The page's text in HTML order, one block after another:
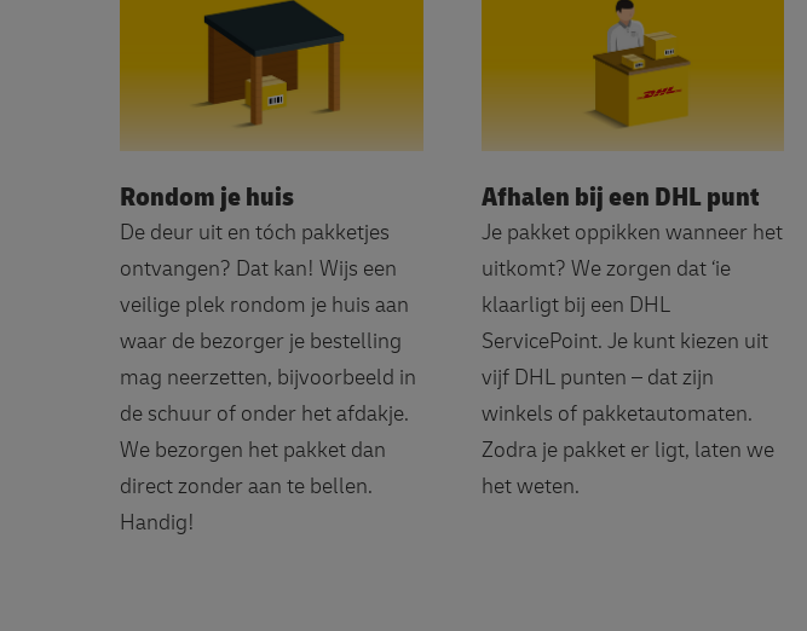
Rondom je huis
De deur uit en tóch pakketjes
ontvangen? Dat kan! Wijs een
veilige plek rondom je huis aan
waar de bezorger je bestelling
mag neerzetten, bijvoorbeeld in
de schuur of onder het afdakje.
We bezorgen het pakket dan
direct zonder aan te bellen.
Handig!
Afhalen bij een DHL punt
Je pakket oppikken wanneer het
uitkomt? We zorgen dat ‘ie
klaarligt bij een DHL
ServicePoint. Je kunt kiezen uit
vijf DHL punten – dat zijn
winkels of pakketautomaten.
Zodra je pakket er ligt, laten we
het weten.